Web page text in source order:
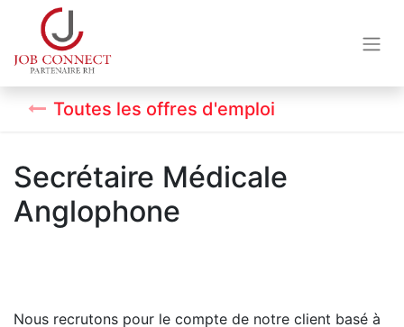
Toutes les offres d'emploi
Secrétaire Médicale
Anglophone
Nous recrutons pour le compte de notre client basé à